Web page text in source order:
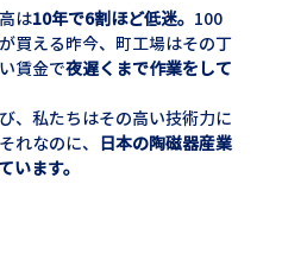
は10年で6割ほど低迷。 100
買える昨今、町工場はその丁
賃金で夜遅くまで作業をして
、私たちはその高い技術力に
れなのに、 日本の陶磁器産業
います。